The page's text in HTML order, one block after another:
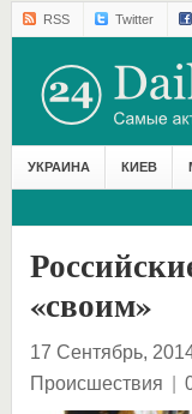
RSS Twitter
УКРАИНА КИЕВ
«своим»
17 Сентябрь,
Происшествия |